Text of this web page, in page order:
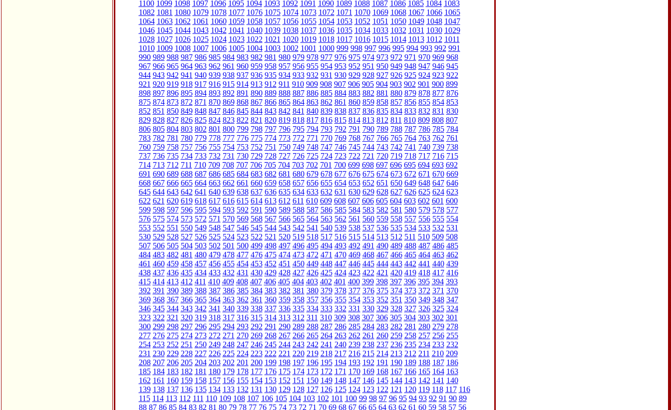
1100 1099 1098 1097 1096 1095 1094 1093 1092 1091 1090 1089 1088 1087 1086 1085 1084 1083
1082 1081 1080 1079 1078 1077 1076 1075 1074 1073 1072 1071 1070 1069 1068 1067 1066 1065
1064 1063 1062 1061 1060 1059 1058 1057 1056 1055 1054 1053 1052 1051 1050 1049 1048 1047
1046 1045 1044 1043 1042 1041 1040 1039 1038 1037 1036 1035 1034 1033 1032 1031 1030 1029
1028 1027 1026 1025 1024 1023 1022 1021 1020 1019 1018 1017 1016 1015 1014 1013 1012 1011
1010 1009 1008 1007 1006 1005 1004 1003 1002 1001 1000 999 998 997 996 995 994 993 992 991
990 989 988 987 986 985 984 983 982 981 980 979 978 977 976 975 974 973 972 971 970 969 968
967 966 965 964 963 962 961 960 959 958 957 956 955 954 953 952 951 950 949 948 947 946 945
944 943 942 941 940 939 938 937 936 935 934 933 932 931 930 929 928 927 926 925 924 923 922
921 920 919 918 917 916 915 914 913 912 911 910 909 908 907 906 905 904 903 902 901 900 899
898 897 896 895 894 893 892 891 890 889 888 887 886 885 884 883 882 881 880 879 878 877 876
875 874 873 872 871 870 869 868 867 866 865 864 863 862 861 860 859 858 857 856 855 854 853
852 851 850 849 848 847 846 845 844 843 842 841 840 839 838 837 836 835 834 833 832 831 830
829 828 827 826 825 824 823 822 821 820 819 818 817 816 815 814 813 812 811 810 809 808 807
806 805 804 803 802 801 800 799 798 797 796 795 794 793 792 791 790 789 788 787 786 785 784
783 782 781 780 779 778 777 776 775 774 773 772 771 770 769 768 767 766 765 764 763 762 761
760 759 758 757 756 755 754 753 752 751 750 749 748 747 746 745 744 743 742 741 740 739 738
737 736 735 734 733 732 731 730 729 728 727 726 725 724 723 722 721 720 719 718 717 716 715
714 713 712 711 710 709 708 707 706 705 704 703 702 701 700 699 698 697 696 695 694 693 692
691 690 689 688 687 686 685 684 683 682 681 680 679 678 677 676 675 674 673 672 671 670 669
668 667 666 665 664 663 662 661 660 659 658 657 656 655 654 653 652 651 650 649 648 647 646
645 644 643 642 641 640 639 638 637 636 635 634 633 632 631 630 629 628 627 626 625 624 623
622 621 620 619 618 617 616 615 614 613 612 611 610 609 608 607 606 605 604 603 602 601 600
599 598 597 596 595 594 593 592 591 590 589 588 587 586 585 584 583 582 581 580 579 578 577
576 575 574 573 572 571 570 569 568 567 566 565 564 563 562 561 560 559 558 557 556 555 554
553 552 551 550 549 548 547 546 545 544 543 542 541 540 539 538 537 536 535 534 533 532 531
530 529 528 527 526 525 524 523 522 521 520 519 518 517 516 515 514 513 512 511 510 509 508
507 506 505 504 503 502 501 500 499 498 497 496 495 494 493 492 491 490 489 488 487 486 485
484 483 482 481 480 479 478 477 476 475 474 473 472 471 470 469 468 467 466 465 464 463 462
461 460 459 458 457 456 455 454 453 452 451 450 449 448 447 446 445 444 443 442 441 440 439
438 437 436 435 434 433 432 431 430 429 428 427 426 425 424 423 422 421 420 419 418 417 416
415 414 413 412 411 410 409 408 407 406 405 404 403 402 401 400 399 398 397 396 395 394 393
392 391 390 389 388 387 386 385 384 383 382 381 380 379 378 377 376 375 374 373 372 371 370
369 368 367 366 365 364 363 362 361 360 359 358 357 356 355 354 353 352 351 350 349 348 347
346 345 344 343 342 341 340 339 338 337 336 335 334 333 332 331 330 329 328 327 326 325 324
323 322 321 320 319 318 317 316 315 314 313 312 311 310 309 308 307 306 305 304 303 302 301
300 299 298 297 296 295 294 293 292 291 290 289 288 287 286 285 284 283 282 281 280 279 278
277 276 275 274 273 272 271 270 269 268 267 266 265 264 263 262 261 260 259 258 257 256 255
254 253 252 251 250 249 248 247 246 245 244 243 242 241 240 239 238 237 236 235 234 233 232
231 230 229 228 227 226 225 224 223 222 221 220 219 218 217 216 215 214 213 212 211 210 209
208 207 206 205 204 203 202 201 200 199 198 197 196 195 194 193 192 191 190 189 188 187 186
185 184 183 182 181 180 179 178 177 176 175 174 173 172 171 170 169 168 167 166 165 164 163
162 161 160 159 158 157 156 155 154 153 152 151 150 149 148 147 146 145 144 143 142 141 140
139 138 137 136 135 134 133 132 131 130 129 128 127 126 125 124 123 122 121 120 119 118 117 116
115 114 113 112 111 110 109 108 107 106 105 104 103 102 101 100 99 98 97 96 95 94 93 92 91 90 89
88 87 86 85 84 83 82 81 80 79 78 77 76 75 74 73 72 71 70 69 68 67 66 65 64 63 62 61 60 59 58 57 56